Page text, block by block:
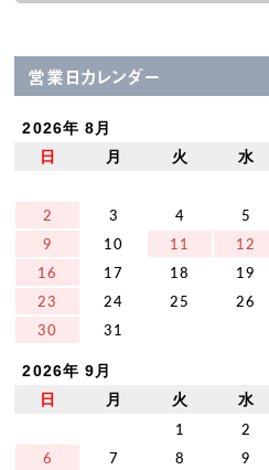
営業日カレンダー
2026年 8月
日
月 火 水
2
3 4 5
9
10 11 12
16
17 18 19
23
24 25 26
30
31
2026年 9月
日
月 火 水
1 2
6
7 8 9